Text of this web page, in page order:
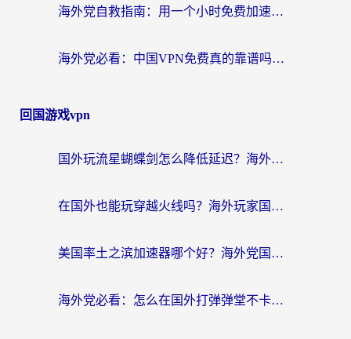
海外党自救指南：用一个小时免费加速器，轻松打破国内资源访问壁垒？
海外党必看：中国VPN免费真的靠谱吗？手把手教你选对回国加速器
回国游戏vpn
国外玩流星蝴蝶剑怎么降低延迟？海外党必看的加速秘籍（含欧洲鸣潮&彩虹岛优化攻略）
在国外也能玩穿越火线吗？海外玩家国服游戏畅玩终极指南
美国率土之滨加速器哪个好？海外党国服游戏畅玩终极指南（附多游戏解决方案）
海外党必看：怎么在国外打弹弹堂不卡？番茄加速器亲测指南